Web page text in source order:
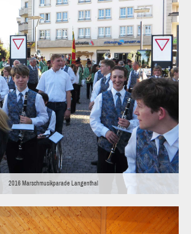
2016 Marschmusikparade Langenthal